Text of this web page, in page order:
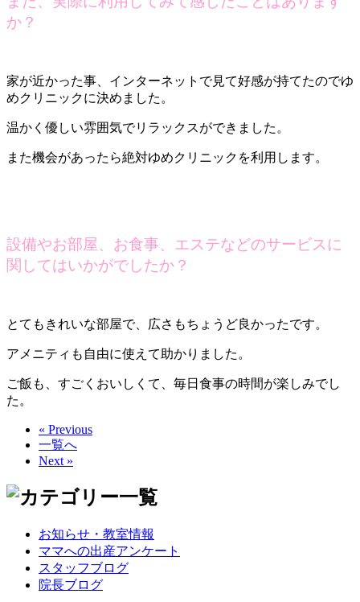
か？
家が近かった事、インターネットで見て好感が持てたのでゆ
めクリニックに決めました。
温かく優しい雰囲気でリラックスができました。
また機会があったら絶対ゆめクリニックを利用します。
設備やお部屋、お食事、エステなどのサービスに
関してはいかがでしたか？
とてもきれいな部屋で、広さもちょうど良かったです。
アメニティも自由に使えて助かりました。
ご飯も、すごくおいしくて、毎日食事の時間が楽しみでし
た。
« Previous
一覧へ
Next »
お知らせ・教室情報
ママへの出産アンケート
スタッフブログ
院長ブログ